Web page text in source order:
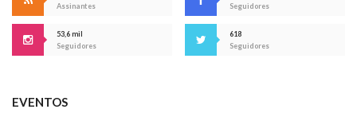
Assinantes
Seguidores
53,6 mil
Seguidores
618
Seguidores
EVENTOS